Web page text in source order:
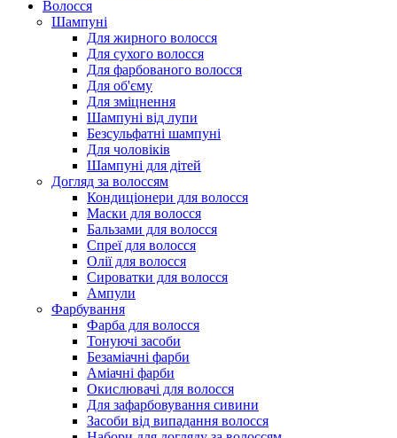
Волосся
Шампуні
Для жирного волосся
Для сухого волосся
Для фарбованого волосся
Для об'єму
Для зміцнення
Шампуні від лупи
Безсульфатні шампуні
Для чоловіків
Шампуні для дітей
Догляд за волоссям
Кондиціонери для волосся
Маски для волосся
Бальзами для волосся
Спреї для волосся
Олії для волосся
Сироватки для волосся
Ампули
Фарбування
Фарба для волосся
Тонуючі засоби
Безаміачні фарби
Аміачні фарби
Окислювачі для волосся
Для зафарбовування сивини
Засоби від випадання волосся